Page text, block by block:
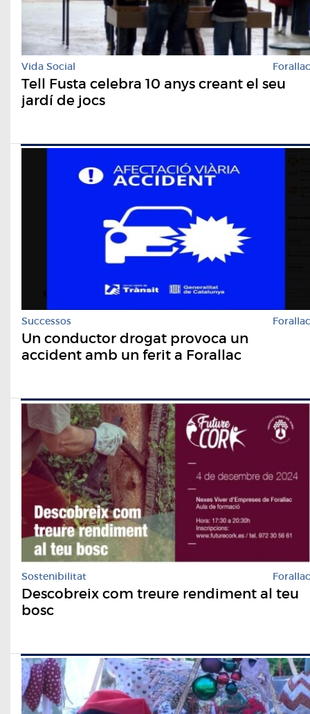
Vida Social Forallac
Tell Fusta celebra 10 anys creant el seu
jardí de jocs
Successos Forallac
Un conductor drogat provoca un
accident amb un ferit a Forallac
Sostenibilitat Forallac
Descobreix com treure rendiment al teu
bosc